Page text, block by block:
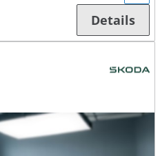
Details